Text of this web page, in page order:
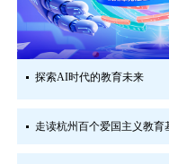
探索AI时代的教育未来
走读杭州百个爱国主义教育